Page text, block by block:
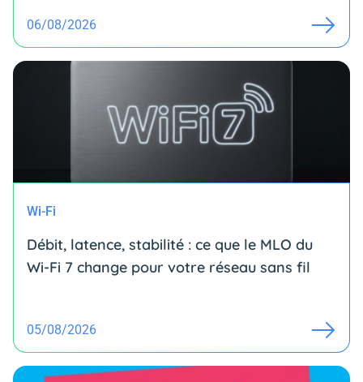
06/08/2026
Wi-Fi
Débit, latence, stabilité : ce que le MLO du
Wi-Fi 7 change pour votre réseau sans fil
05/08/2026